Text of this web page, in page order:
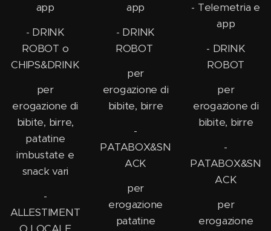
app
- DRINK
ROBOT o
CHIPS&DRINK
per
erogazione di
bibite, birre,
patatine
imbustate e
snack vari
-
ALLESTIMENT
app
- DRINK
ROBOT
per
erogazione di
bibite, birre
-
PATABOX&SN
ACK
per
erogazione
patatine
- Telemetria e
app
- DRINK
ROBOT
per
erogazione di
bibite, birre
-
PATABOX&SN
ACK
per
erogazione